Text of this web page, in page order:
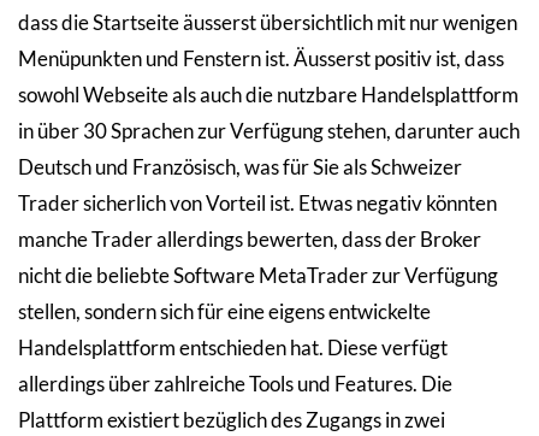
dass die Startseite äusserst übersichtlich mit nur wenigen
Menüpunkten und Fenstern ist. Äusserst positiv ist, dass
sowohl Webseite als auch die nutzbare Handelsplattform
in über 30 Sprachen zur Verfügung stehen, darunter auch
Deutsch und Französisch, was für Sie als Schweizer
Trader sicherlich von Vorteil ist. Etwas negativ könnten
manche Trader allerdings bewerten, dass der Broker
nicht die beliebte Software MetaTrader zur Verfügung
stellen, sondern sich für eine eigens entwickelte
Handelsplattform entschieden hat. Diese verfügt
allerdings über zahlreiche Tools und Features. Die
Plattform existiert bezüglich des Zugangs in zwei